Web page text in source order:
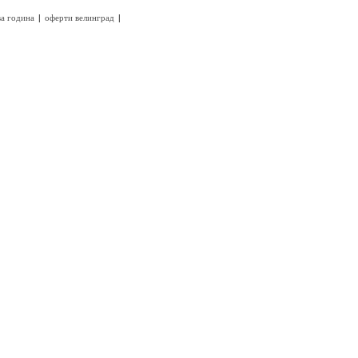
година | оферти велинград |